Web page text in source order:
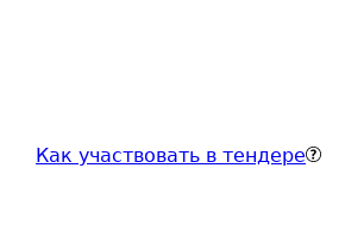
Как участвовать в тендере